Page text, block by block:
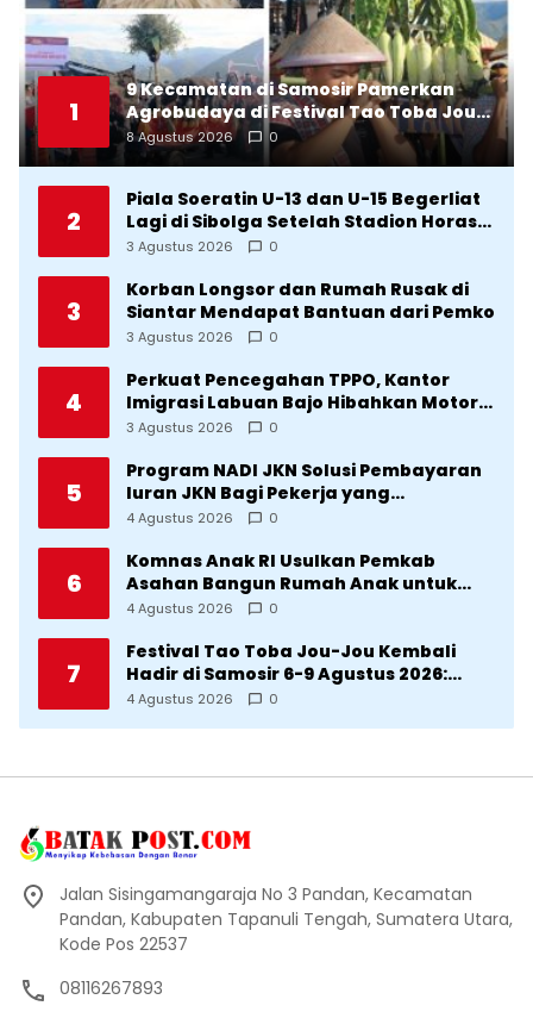
1
9 Kecamatan di Samosir Pamerkan
Agrobudaya di Festival Tao Toba Jou-
Jou 2026: Membranding Produk Lokal
agar Terkenal
8 Agustus 2026 0
2
Piala Soeratin U-13 dan U-15 Begerliat
Lagi di Sibolga Setelah Stadion Horas
Direvitalisasi Wali Kota
3 Agustus 2026 0
3
Korban Longsor dan Rumah Rusak di
Siantar Mendapat Bantuan dari Pemko
3 Agustus 2026 0
4
Perkuat Pencegahan TPPO, Kantor
Imigrasi Labuan Bajo Hibahkan Motor
Operasional ke Lima Desa di
3 Agustus 2026 0
5
Program NADI JKN Solusi Pembayaran
Iuran JKN Bagi Pekerja yang
Penghasilannya Tidak Tetap
4 Agustus 2026 0
6
Komnas Anak RI Usulkan Pemkab
Asahan Bangun Rumah Anak untuk
Korban Kekerasan
4 Agustus 2026 0
7
Festival Tao Toba Jou-Jou Kembali
Hadir di Samosir 6-9 Agustus 2026:
Datang Saksikan Kemeriahan dan Raih
4 Agustus 2026 0
Jalan Sisingamangaraja No 3 Pandan, Kecamatan
Pandan, Kabupaten Tapanuli Tengah, Sumatera Utara,
Kode Pos 22537
08116267893